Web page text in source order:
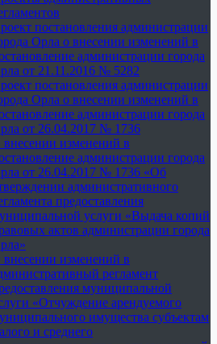
постановления администрации
Орла о внесении изменений в
администрации города
от 21.11.2016 № 5282
постановления администрации
Орла о внесении изменений в
администрации города
от 26.04.2017 № 1736
изменений в
администрации города
от 26.04.2017 № 1736 «Об
административного
предоставления
услуги «Выдача копий
актов администрации города
изменений в
регламент
муниципальной
«Отчуждение арендуемого
имущества субъектам
и среднего